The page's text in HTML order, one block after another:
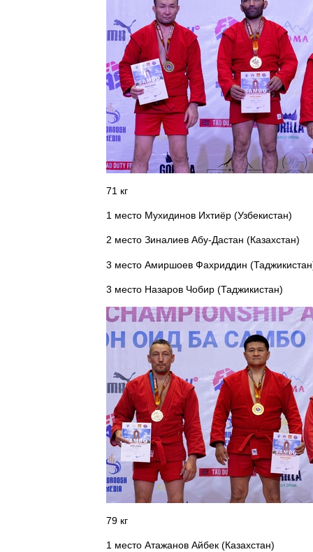
71 кг
1 место Мухидинов Ихтиёр (Узбекистан)
2 место Зиналиев Абу-Дастан (Казахстан)
3 место Амиршоев Фахриддин
3 место Назаров Чобир (Таджикистан)
79 кг
1 место Атажанов Айбек (Казахстан)